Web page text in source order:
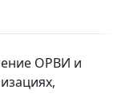
ОРВИ и